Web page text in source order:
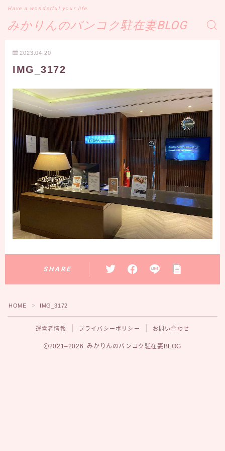
みかりんのバンコク駐在妻BLOG
Have a wonderful your life
2023.04.20
IMG_3172
SHARE
HOME ＞ IMG_3172
運営者情報 プライバシーポリシー お問い合わせ
2021–2026 みかりんのバンコク駐在妻BLOG